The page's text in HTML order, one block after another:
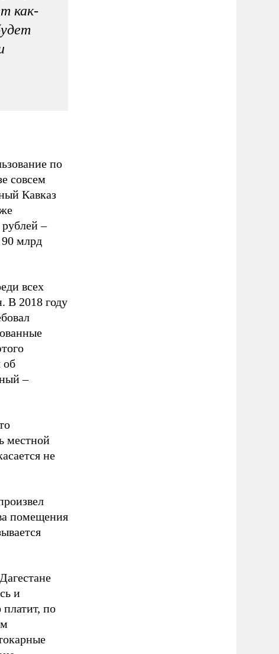
как-
по
совсем
Кавказ
–
90 млрд
всех
В 2018 году
об
–
местной
не
помещения
и
по